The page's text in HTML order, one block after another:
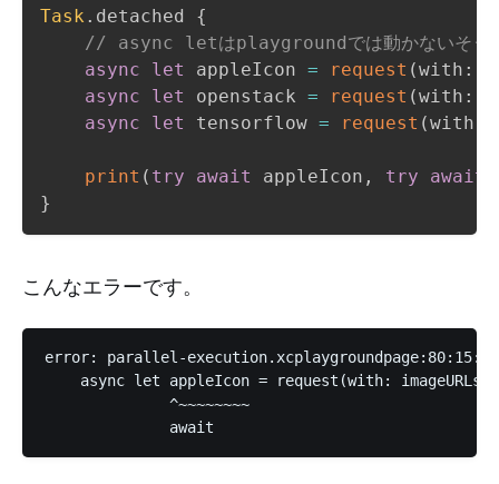
Task . detached {
// async letはplaygroundでは動かないそう
async
let appleIcon = request (with :
async
let openstack = request (with :
async
let tensorflow = request (with
print ( try await appleIcon , try await
}
こんなエラーです。
error: parallel-
async let appleIcon = request(with:
              ^~~~~~~~~